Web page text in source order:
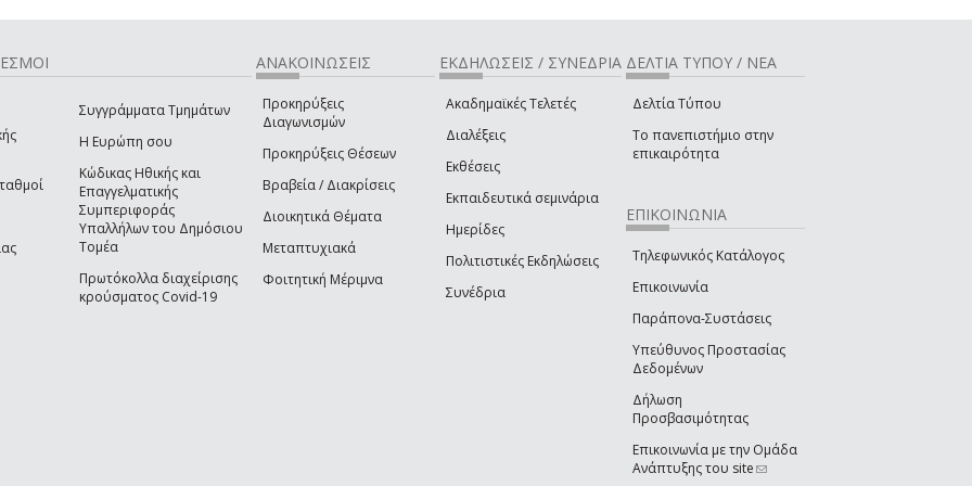
Συγγράμματα Τμημάτων
Η Ευρώπη σου
Κώδικας Ηθικής και
Επαγγελματικής
Συμπεριφοράς
Υπαλλήλων του Δημόσιου
Τομέα
Πρωτόκολλα διαχείρισης
κρούσματος Covid-19
ΑΝΑΚΟΙΝΩΣΕΙΣ
Προκηρύξεις
Διαγωνισμών
Προκηρύξεις Θέσεων
Βραβεία / Διακρίσεις
Διοικητικά Θέματα
Μεταπτυχιακά
Φοιτητική Μέριμνα
ΕΚΔΗΛΩΣΕΙΣ / ΣΥΝΕΔΡΙΑ
Ακαδημαϊκές Τελετές
Διαλέξεις
Εκθέσεις
Εκπαιδευτικά σεμινάρια
Ημερίδες
Πολιτιστικές Εκδηλώσεις
Συνέδρια
ΔΕΛΤΙΑ ΤΥΠΟΥ / ΝΕΑ
Δελτία Τύπου
Το πανεπιστήμιο στην
επικαιρότητα
ΕΠΙΚΟΙΝΩΝΙΑ
Τηλεφωνικός Κατάλογος
Επικοινωνία
Παράπονα-Συστάσεις
Υπεύθυνος Προστασίας
Δεδομένων
Δήλωση
Προσβασιμότητας
Επικοινωνία με την Ομάδα
Ανάπτυξης του site(link sends e-mail)